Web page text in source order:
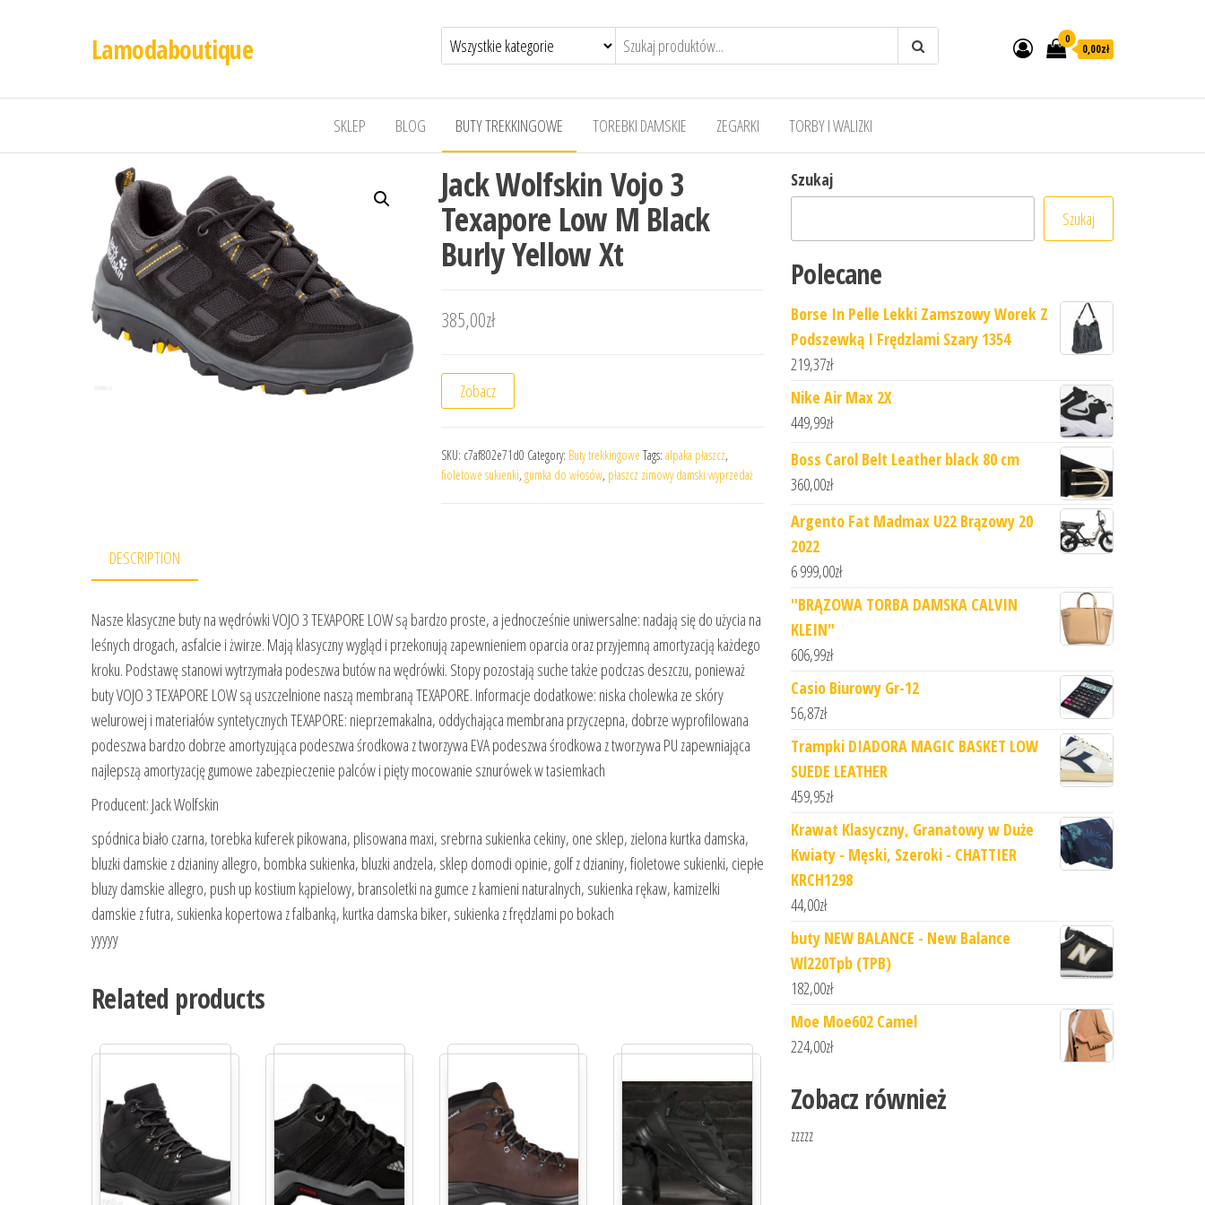
Lamodaboutique 0
0,00zł
SKLEP BLOG BUTY TREKKINGOWE TOREBKI DAMSKIE ZEGARKI TORBY I WALIZKI
Jack Wolfskin Vojo 3
Texapore Low M Black
Burly Yellow Xt
385,00zł
Zobacz
SKU: c7af802e71d0 Category: Buty trekkingowe Tags: alpaka płaszcz,
fioletowe sukienki, gumka do włosów, płaszcz zimowy damski wyprzedaż
DESCRIPTION
Nasze klasyczne buty na wędrówki VOJO 3 TEXAPORE LOW są bardzo proste, a jednocześnie uniwersalne: nadają się do użycia na
leśnych drogach, asfalcie i żwirze. Mają klasyczny wygląd i przekonują zapewnieniem oparcia oraz przyjemną amortyzacją każdego
kroku. Podstawę stanowi wytrzymała podeszwa butów na wędrówki. Stopy pozostają suche także podczas deszczu, ponieważ
buty VOJO 3 TEXAPORE LOW są uszczelnione naszą membraną TEXAPORE. Informacje dodatkowe: niska cholewka ze skóry
welurowej i materiałów syntetycznych TEXAPORE: nieprzemakalna, oddychająca membrana przyczepna, dobrze wyprofilowana
podeszwa bardzo dobrze amortyzująca podeszwa środkowa z tworzywa EVA podeszwa środkowa z tworzywa PU zapewniająca
najlepszą amortyzację gumowe zabezpieczenie palców i pięty mocowanie sznurówek w tasiemkach
Producent: Jack Wolfskin
spódnica biało czarna, torebka kuferek pikowana, plisowana maxi, srebrna sukienka cekiny, one sklep, zielona kurtka damska,
bluzki damskie z dzianiny allegro, bombka sukienka, bluzki andzela, sklep domodi opinie, golf z dzianiny, fioletowe sukienki, ciepłe
bluzy damskie allegro, push up kostium kąpielowy, bransoletki na gumce z kamieni naturalnych, sukienka rękaw, kamizelki
damskie z futra, sukienka kopertowa z falbanką, kurtka damska biker, sukienka z frędzlami po bokach
yyyyy
Related products
Szukaj
Szukaj
Polecane
Borse In Pelle Lekki Zamszowy Worek Z
Podszewką I Frędzlami Szary 1354
219,37zł
Nike Air Max 2X
449,99zł
Boss Carol Belt Leather black 80 cm
360,00zł
Argento Fat Madmax U22 Brązowy 20
2022
6 999,00zł
"BRĄZOWA TORBA DAMSKA CALVIN
KLEIN"
606,99zł
Casio Biurowy Gr-12
56,87zł
Trampki DIADORA MAGIC BASKET LOW
SUEDE LEATHER
459,95zł
Krawat Klasyczny, Granatowy w Duże
Kwiaty - Męski, Szeroki - CHATTIER
KRCH1298
44,00zł
buty NEW BALANCE - New Balance
Wl220Tpb (TPB)
182,00zł
Moe Moe602 Camel
224,00zł
Zobacz również
zzzzz